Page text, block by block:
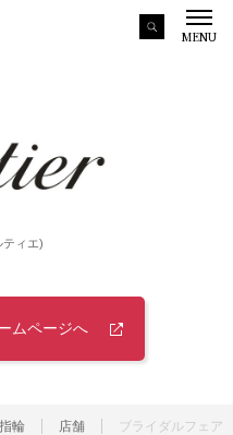
MENU
ティエ)
ムページへ
輪 店舗 ブライダルフェア